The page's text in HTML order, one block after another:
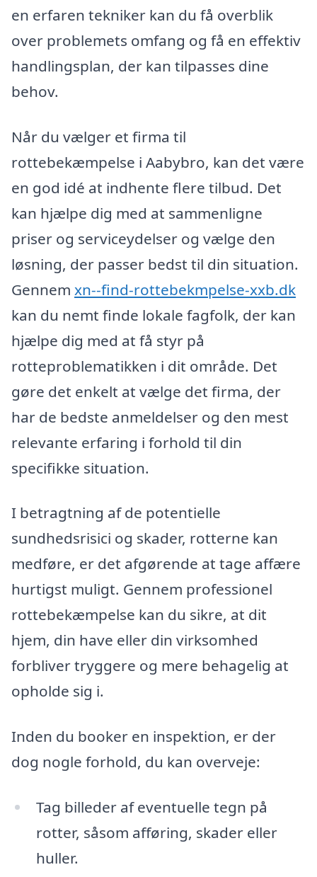
en erfaren tekniker kan du få overblik
over problemets omfang og få en effektiv
handlingsplan, der kan tilpasses dine
behov.
Når du vælger et firma til
rottebekæmpelse i Aabybro, kan det være
en god idé at indhente flere tilbud. Det
kan hjælpe dig med at sammenligne
priser og serviceydelser og vælge den
løsning, der passer bedst til din situation.
Gennem xn--find-rottebekmpelse-xxb.dk
kan du nemt finde lokale fagfolk, der kan
hjælpe dig med at få styr på
rotteproblematikken i dit område. Det
gøre det enkelt at vælge det firma, der
har de bedste anmeldelser og den mest
relevante erfaring i forhold til din
specifikke situation.
I betragtning af de potentielle
sundhedsrisici og skader, rotterne kan
medføre, er det afgørende at tage affære
hurtigst muligt. Gennem professionel
rottebekæmpelse kan du sikre, at dit
hjem, din have eller din virksomhed
forbliver tryggere og mere behagelig at
opholde sig i.
Inden du booker en inspektion, er der
dog nogle forhold, du kan overveje:
Tag billeder af eventuelle tegn på
rotter, såsom afføring, skader eller
huller.